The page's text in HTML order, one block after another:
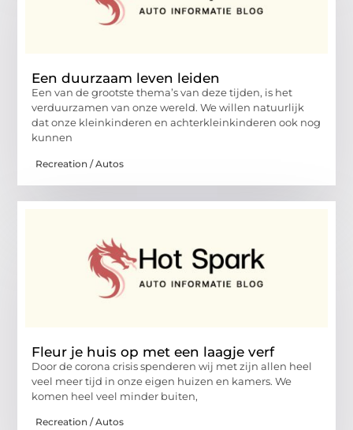
Een duurzaam leven leiden
Een van de grootste thema’s van deze tijden, is het
verduurzamen van onze wereld. We willen natuurlijk
dat onze kleinkinderen en achterkleinkinderen ook nog
kunnen
Recreation / Autos
Fleur je huis op met een laagje verf
Door de corona crisis spenderen wij met zijn allen heel
veel meer tijd in onze eigen huizen en kamers. We
komen heel veel minder buiten,
Recreation / Autos